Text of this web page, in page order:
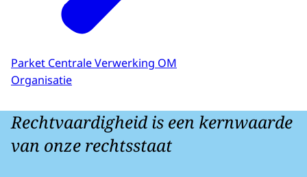
Parket Centrale Verwerking OM
Organisatie
Rechtvaardigheid is een kernwaarde
van onze rechtsstaat